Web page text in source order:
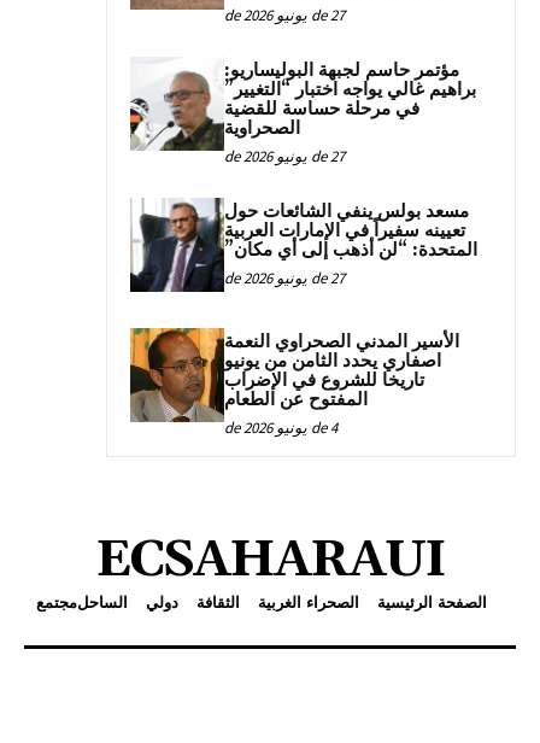
27 de يونيو de 2026
مؤتمر حاسم لجبهة البوليساريو:
براهيم غالي يواجه اختبار “التغيير”
في مرحلة حساسة للقضية
الصحراوية
27 de يونيو de 2026
مسعد بولس ينفي الشائعات حول
تعيينه سفيراً في الإمارات العربية
المتحدة: “لن أذهب إلى أي مكان”
27 de يونيو de 2026
الأسير المدني الصحراوي النعمة
اصفاري يحدد الثامن من يونيو
تاريخا للشروع في الإضراب
المفتوح عن الطعام
4 de يونيو de 2026
ECSAHARAUI
الصفحة الرئيسية الصحراء الغربية الثقافة دولي الساحلمجتمع